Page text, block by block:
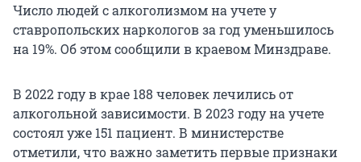
Число людей с алкоголизмом на учете у
ставропольских наркологов за год уменьшилось
на 19%. Об этом сообщили в краевом Минздраве.
В 2022 году в крае 188 человек лечились от
алкогольной зависимости. В 2023 году на учете
состоял уже 151 пациент. В министерстве
отметили, что важно заметить первые признаки